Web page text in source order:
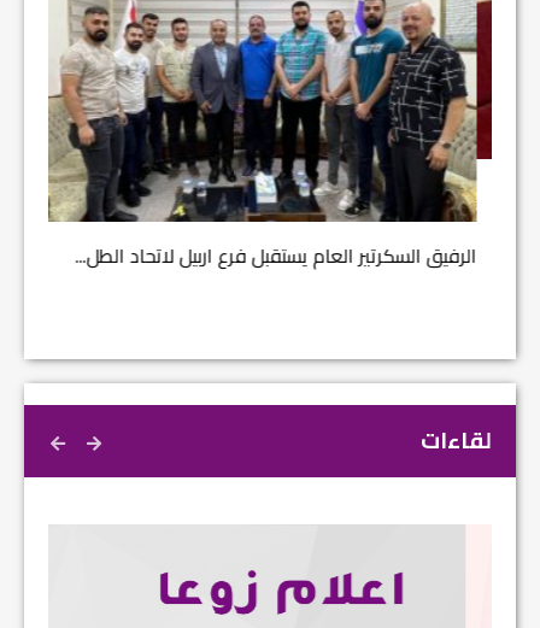
الرفيق السكرتير العام يستقبل فرع اربيل لاتحاد الطل...
لقاءات